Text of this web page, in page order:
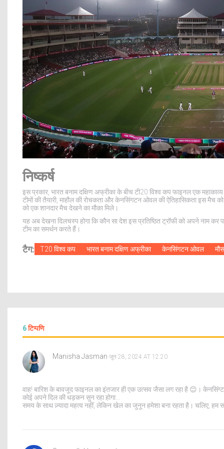
निष्कर्ष
इस प्रकार, भारत बनाम दक्षिण अफ्रीका के बीच टी20 विश्व कप फाइनल एक
टीमों की तैयारी, माहौल की रोचकता और केनसिंगटन ओवल की ऐतिहासिकता इस मैच
को एक शानदार मैच देखने का मौका मिले।
यह अब देखना दिलचस्प होगा कि कौन सा देश इस प्रतिष्ठित ट्रॉफी को अपने नाम
टीम का समर्थन करते हैं।
टैग: T20 विश्व कप भारत बनाम दक्षिण अफ्रीका केनसिंगटन ओवल
6टिप्पणि
Manisha Jasman जून 28, 2024 AT 12:20
वाह! बारिश के बावजूद फाइनल का इंतजार ही एक उत्सव जैसा लग रहा है 😊।
कोई अपने दिल की धड़कन सुन रहा होगा…
समय के साथ ज़्यादा महत्व नहीं, लेकिन खेल का जुनून हमेशा बना रहता है। चलिए, हम